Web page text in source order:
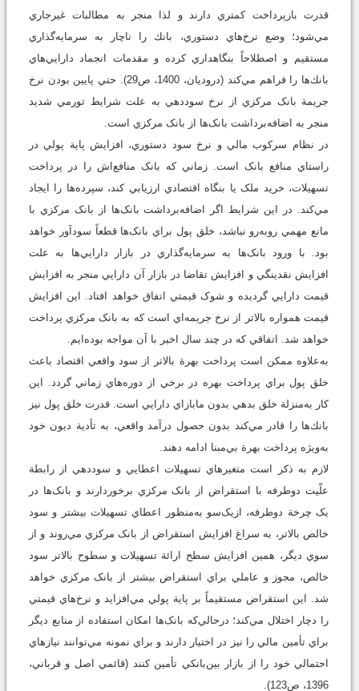
قدرت بازپرداخت کمتري دارند و لذا منجر به مطالبات غيرجاري
مي‌شود؛ وضع نرخ‌هاي دستوري، بانك را ناچار به سرمايه‌گذاري
مستقيم و اصطلاحاً بنگاهداري کرده و مقدمات انجماد دارايي‌هاي
بانك‌ها را فراهم مي‌کند (دروديان، 1400، ص29). حتي پايين بودن نرخ
جريمة بانک مرکزي از نرخ سوددهي به علت شرايط تورمي شديد
منجر به اضافه‌برداشت بانک‌ها از بانک مرکزي است.
در نظام سرکوب مالي و نرخ سود دستوري، افزايش پاية پولي در
راستاي منافع بانک است. زماني که بانک منافع‌اش را در پرداخت
تسهيلات، خريد ملک يا بنگاه اقتصادي ارزيابي کند، سپرده‌ها را ايجاد
مي‌کند. در اين شرايط اگر اضافه‌برداشت بانک‌ها از بانک مرکزي با
مانع مهمي روبه‌رو نباشد، خلق پول براي بانک‌ها قطعاً سودآور خواهد
بود. با ورود بانک‌ها به سرمايه‌گذاري در بازار دارايي‌ها به علت
افزايش نقدينگي و افزايش تقاضا در بازار آن دارايي منجر به افزايش
قيمت دارايي گرديده و شوک قيمتي اتفاق خواهد افتاد. اين افزايش
قيمت همواره بالاتر از نرخ جريمه‌اي است که به بانک مرکزي پرداخت
خواهد شد. اتفاقي که در چند سال اخير با آن مواجه بوده‌ايم.
به‌علاوه ممکن است پرداخت بهرة بالاتر از سود واقعي اقتصاد باعث
خلق پول براي پرداخت بهره در برخي از دوره‌هاي زماني گردد. اين
کار به‌منزلة خلق بدهي بدون مابازاي دارايي است. قدرت خلق پول نيز
بانك‌ها را قادر مي‌کند بدون حصول درآمد واقعي، به تأدية ديون خود
به‌ويژه پرداخت بهرة بي‌مبنا ادامه دهند.
لازم به ذکر است متغيرهاي تسهيلات اعطايي و سوددهي از رابطة
علّيت دوطرفه با استقراض از بانک مركزي برخوردارند و بانک‌ها در
يک چرخة دوطرفه، ازيک‌سو به‌منظور اعطاي تسهيلات بيشتر و سود
خالص بالاتر، به سراغ افزايش استقراض از بانک مركزي مي‌روند و از
سوي ديگر، همين افزايش سطح ارائة تسهيلات و سطوح بالاتر سود
خالص، مجوز و عاملي براي استقراض بيشتر از بانک مركزي خواهد
شد. اين استقراض مستقيماً بر پاية پولي مي‌افزايد و نرخ‌هاي قيمتي
را دچار اختلال مي‌كند؛ درحالي‌كه بانک‌ها امکان استفاده از منابع ديگر
براي تأمين مالي را نيز در اختيار دارند و براي نمونه مي‌توانند نيازهاي
احتمالي خود را از بازار بين‌بانکي تأمين كنند (قائمي اصل و قرباني،
1396، ص123).